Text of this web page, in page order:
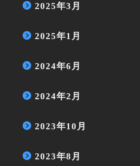
2025年3月
2025年1月
2024年6月
2024年2月
2023年10月
2023年8月